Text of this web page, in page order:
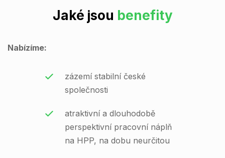
Jaké jsou benefity
Nabízíme:
zázemí stabilní české
společnosti
atraktivní a dlouhodobě
perspektivní pracovní náplň
na HPP, na dobu neurčitou